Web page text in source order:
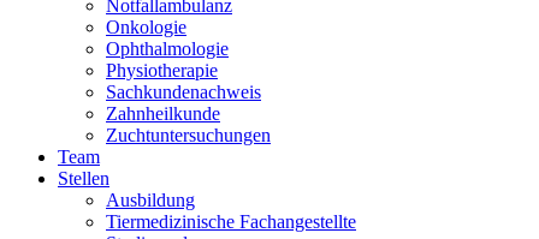
Notfallambulanz
Onkologie
Ophthalmologie
Physiotherapie
Sachkundenachweis
Zahnheilkunde
Zuchtuntersuchungen
Team
Stellen
Ausbildung
Tiermedizinische Fachangestellte